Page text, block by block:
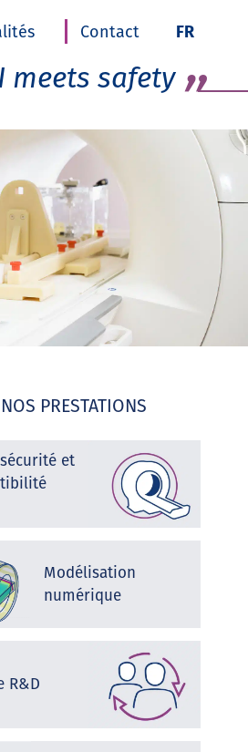
Contact FR
meets safety
NOS PRESTATIONS
et
Modélisation
numérique
R&D